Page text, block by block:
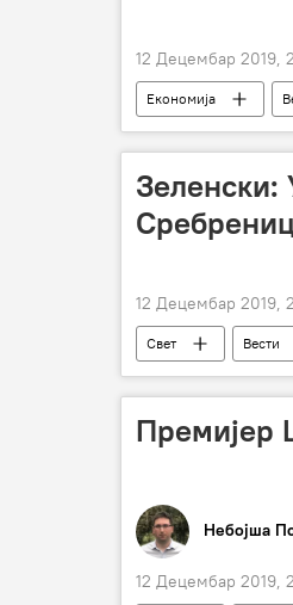
12 Децембар 2019,
Економија
Зеленски:
12 Децембар 2019,
Свет Вести
Премијер
Небојша
12 Децембар 2019,